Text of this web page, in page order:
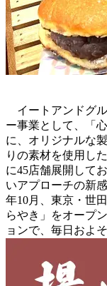
イートアンドグ
ー事業として、「
に、オリジナルな
りの素材を使用し
に45店舗展開して
いアプローチの新
年10月、東京・世
らやき」をオープ
ョンで、毎日およ